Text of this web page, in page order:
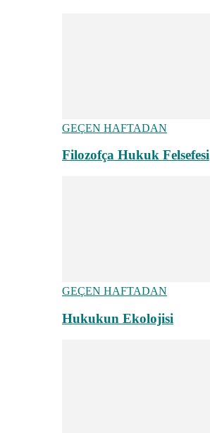
GEÇEN HAFTADAN
Filozofça Hukuk Felsefesi
GEÇEN HAFTADAN
Hukukun Ekolojisi